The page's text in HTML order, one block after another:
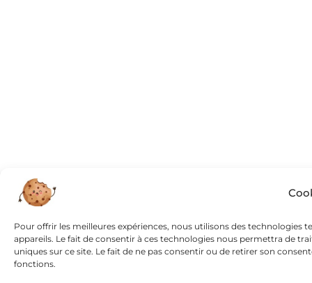
Pour offrir les meilleures expériences, nous utilisons des technologies
appareils. Le fait de consentir à ces technologies nous permettra de
uniques sur ce site. Le fait de ne pas consentir ou de retirer son
fonctions.